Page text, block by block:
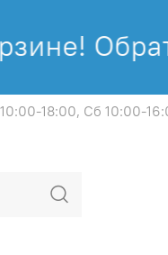
18:00, Cб 10:00-